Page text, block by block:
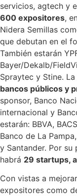
servicios, agtech y
600 expositores,
Nidera Semillas
que debutan en el
También estarán
Bayer/Dekalb/
Spraytec y Stine.
bancos públicos y
sponsor, Banco
internacional y
estarán: BBVA,
Banco de La
y Santander. Por
habrá 29 startups,
Con vistas a
expositores como